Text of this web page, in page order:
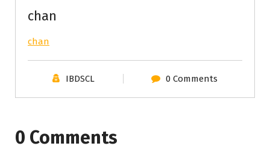
chan
chan
IBDSCL 0 Comments
0 Comments